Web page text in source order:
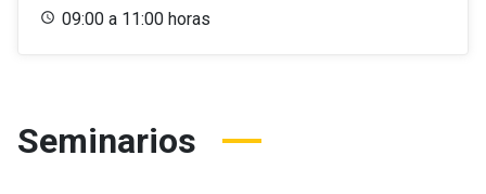
09:00 a 11:00 horas
Seminarios